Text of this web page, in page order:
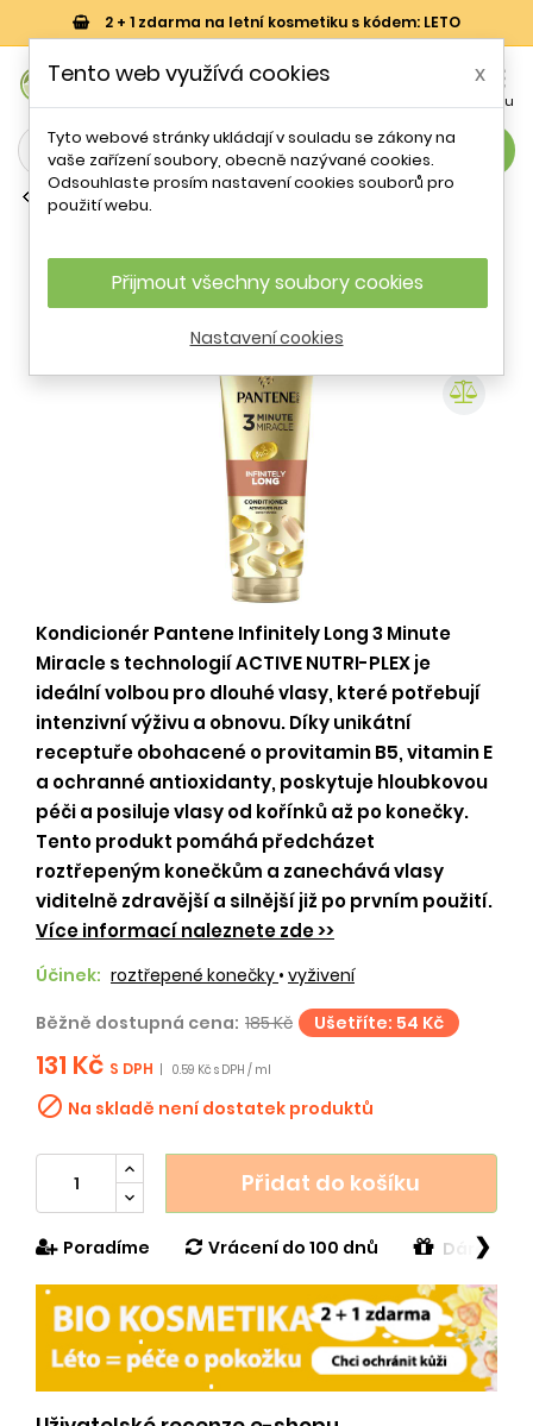
2 + 1 zdarma na letní kosmetiku s kódem: LETO

Menu
search
Běžné kondicionéry
Miracle Infinite Long (Conditioner)
Pantene - 220 ml
Kondicionér Pantene Infinitely Long 3 Minute
Miracle s technologií ACTIVE NUTRI-PLEX je
ideální volbou pro dlouhé vlasy, které potřebují
intenzivní výživu a obnovu. Díky unikátní
receptuře obohacené o provitamin B5, vitamin E
a ochranné antioxidanty, poskytuje hloubkovou
péči a posiluje vlasy od kořínků až po konečky.
Tento produkt pomáhá předcházet
roztřepeným konečkům a zanechává vlasy
viditelně zdravější a silnější již po prvním použití.
Více informací naleznete zde >>
Účinek: roztřepené konečky • vyživení
Běžně dostupná cena: 185 Kč Ušetříte: 54 Kč
131 Kč S DPH 0.59 Kč s DPH / ml
 Na skladě není dostatek produktů
Přidat do košíku
Poradíme Vrácení do 100 dnů Dárek v
❯
Tento web využívá cookies x
Tyto webové stránky ukládají v souladu se zákony na
vaše zařízení soubory, obecně nazývané cookies.
Odsouhlaste prosím nastavení cookies souborů pro
použití webu.
Přijmout všechny soubory cookies
Nastavení cookies